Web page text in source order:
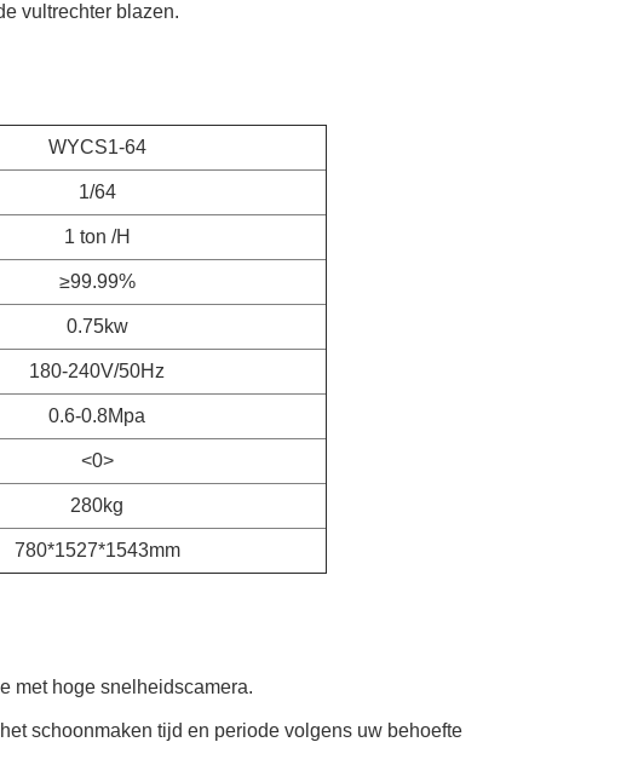
vultrechter blazen.
WYCS1-64
1/64
1 ton /H
≥99.99%
0.75kw
180-240V/50Hz
0.6-0.8Mpa
<0>
280kg
780*1527*1543mm
met hoge snelheidscamera.
schoonmaken tijd en periode volgens uw behoefte